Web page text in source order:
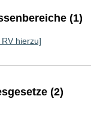
(1)
RV hierzu]
(2)